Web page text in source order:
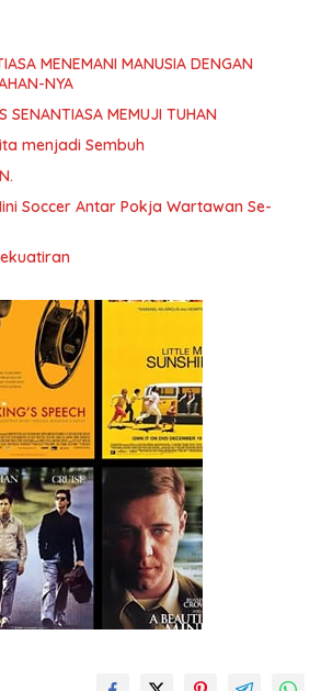
MENEMANI MANUSIA DENGAN
NYA
SENANTIASA MEMUJI TUHAN
menjadi Sembuh
Soccer Antar Pokja Wartawan Se-